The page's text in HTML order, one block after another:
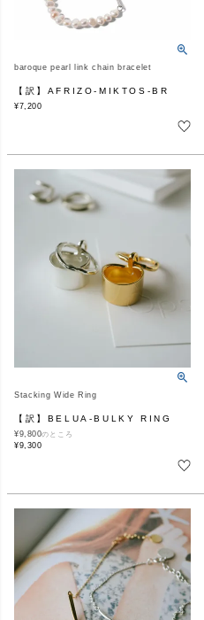
baroque pearl link chain bracelet
【訳】AFRIZO-MIKTOS-BR
¥7,200
Stacking Wide Ring
【訳】BELUA-BULKY RING
¥9,800のところ
¥9,300